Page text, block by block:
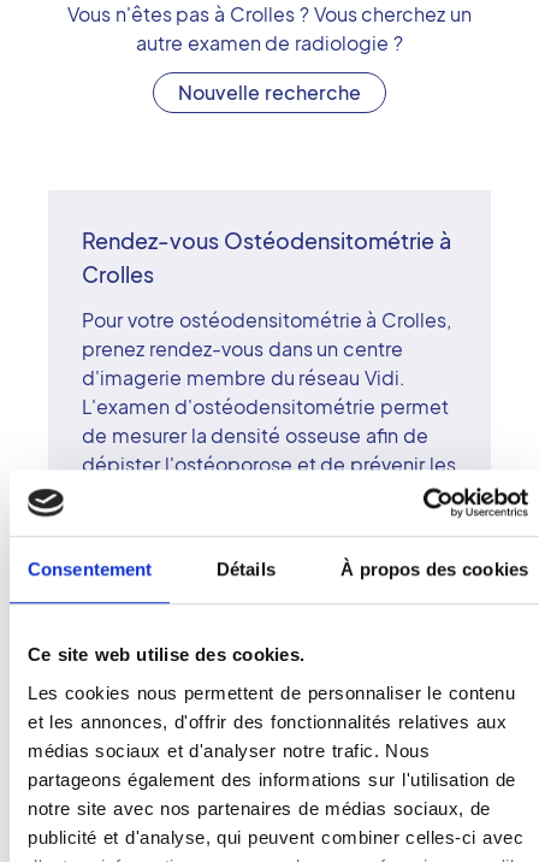
Consentement Détails À propos des cookies
Ce site web utilise des cookies.
Les cookies nous permettent de personnaliser le contenu
et les annonces, d'offrir des fonctionnalités relatives aux
médias sociaux et d'analyser notre trafic. Nous
partageons également des informations sur l'utilisation de
notre site avec nos partenaires de médias sociaux, de
publicité et d'analyse, qui peuvent combiner celles-ci avec
Vous n'êtes pas à Crolles? Vous cherchez un
autre examen de radiologie ?
Nouvelle recherche
Rendez-vous Ostéodensitométrie à
Crolles
Pour votre ostéodensitométrie à Crolles,
prenez rendez-vous dans un centre
d'imagerie membre du réseau Vidi.
L'examen d'ostéodensitométrie permet
de mesurer la densité osseuse afin de
dépister l'ostéoporose et de prévenir les
rayonnement minimale. Les radiologues
surspécialisés du centre de Crolles
et clarté. Le réseau Vidi, reconnu pour
son exigence médicale et son approche
humaine, garantit une prise en charge
complète et sereine. À Crolles,
innovation et bienveillance se mettent
au service de votre santé osseuse.